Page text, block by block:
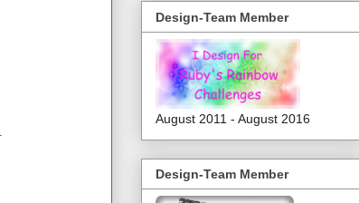
Design-Team Member
August 2011 - August 2016
Design-Team Member